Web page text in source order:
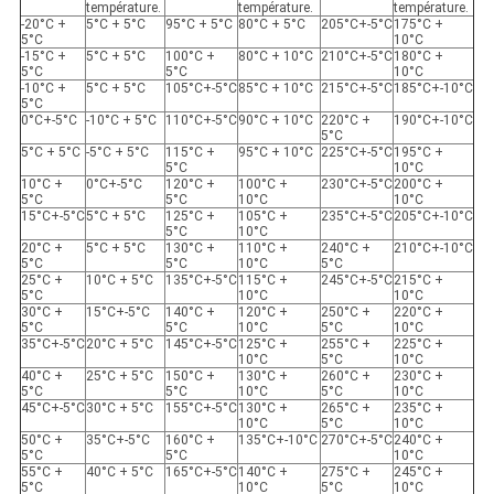
température.
température.
température.
-20°C +
5°C
5°C + 5°C 95°C + 5°C 80°C + 5°C 205°C+-5°C175°C +
10°C
-15°C +
5°C
5°C + 5°C
100°C +
5°C
80°C + 10°C 210°C+-5°C180°C +
10°C
-10°C +
5°C
5°C + 5°C 105°C+-5°C85°C + 10°C 215°C+-5°C185°C+-10°C
0°C+-5°C -10°C + 5°C 110°C+-5°C90°C + 10°C 220°C +
5°C
190°C+-10°C
5°C + 5°C -5°C + 5°C
115°C +
5°C
95°C + 10°C 225°C+-5°C195°C +
10°C
10°C +
5°C
0°C+-5°C
120°C +
5°C
100°C +
10°C
230°C+-5°C200°C +
10°C
15°C+-5°C5°C + 5°C
125°C +
5°C
105°C +
10°C
235°C+-5°C205°C+-10°C
20°C +
5°C
5°C + 5°C
130°C +
5°C
110°C +
10°C
240°C +
5°C
210°C+-10°C
25°C +
5°C
10°C + 5°C 135°C+-5°C115°C +
10°C
245°C+-5°C215°C +
10°C
30°C +
5°C
15°C+-5°C
140°C +
5°C
120°C +
10°C
250°C +
5°C
220°C +
10°C
35°C+-5°C20°C + 5°C 145°C+-5°C125°C +
10°C
255°C +
5°C
225°C +
10°C
40°C +
5°C
25°C + 5°C
150°C +
5°C
130°C +
10°C
260°C +
5°C
230°C +
10°C
45°C+-5°C30°C + 5°C 155°C+-5°C130°C +
10°C
265°C +
5°C
235°C +
10°C
50°C +
5°C
35°C+-5°C
160°C +
5°C
135°C+-10°C 270°C+-5°C240°C +
10°C
55°C +
5°C
40°C + 5°C 165°C+-5°C140°C +
10°C
275°C +
5°C
245°C +
10°C